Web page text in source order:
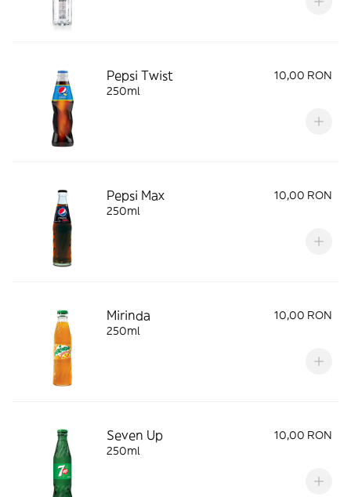
Pepsi Twist
10,00 RON
250ml
Pepsi Max
10,00 RON
250ml
Mirinda
10,00 RON
250ml
Seven Up
10,00 RON
250ml